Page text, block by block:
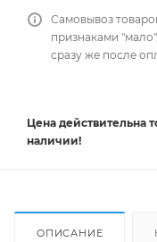
Самовывоз
признаками
сразу же после
Цена действительна
наличии!
ОПИСАНИЕ